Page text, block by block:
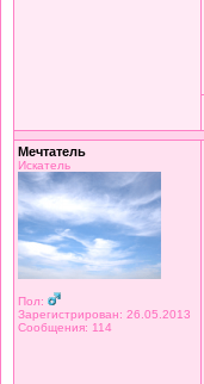
Мечтатель
Искатель
Пол:
Зарегистрирован: 26.05.2013
Сообщения: 114